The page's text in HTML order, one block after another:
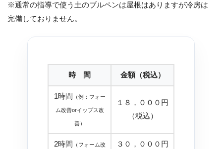
※通常の指導で使う土のブルペンは屋根はありますが冷房は
完備しておりません。
時 間 金額（税込）
1時間 （例：フォー
ム改善orイップス改
善）
１８，０００円
（税込）
2時間 （フォーム改
３０，０００円